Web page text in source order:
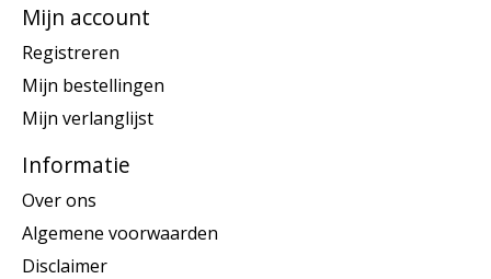
Mijn account
Registreren
Mijn bestellingen
Mijn verlanglijst
Informatie
Over ons
Algemene voorwaarden
Disclaimer